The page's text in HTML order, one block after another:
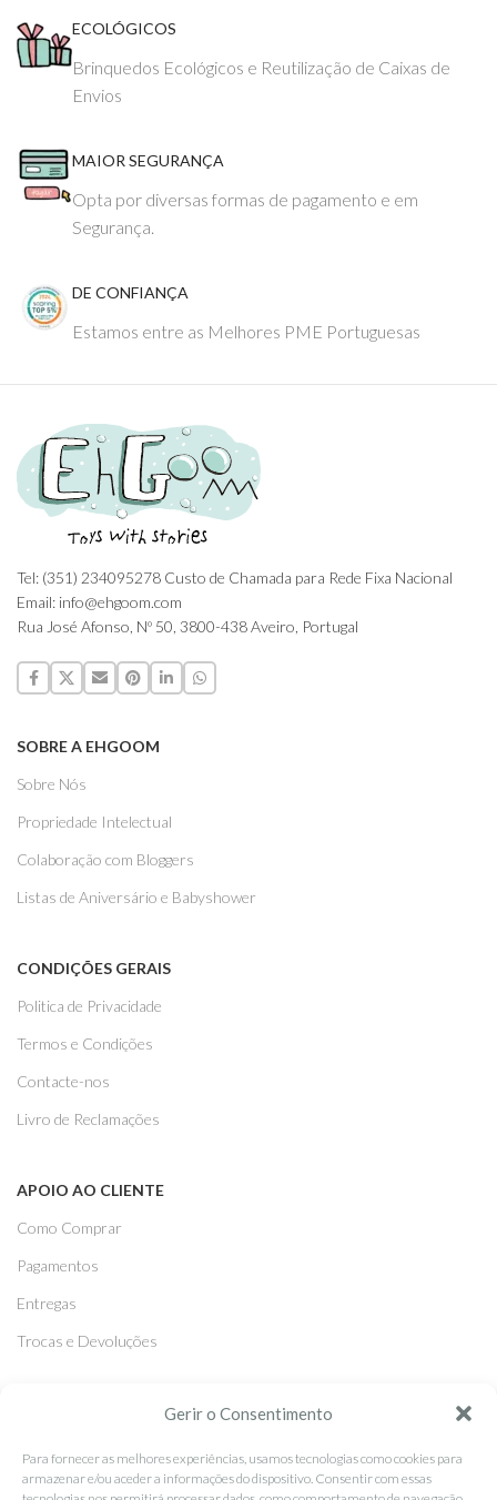
Gerir o Consentimento
Para fornecer as melhores experiências, usamos tecnologias como cookies para
armazenar e/ou aceder a informações do dispositivo. Consentir com essas
ECOLÓGICOS
Brinquedos Ecológicos e Reutilização de Caixas de
Envios
MAIOR SEGURANÇA
Opta por diversas formas de pagamento e em
Segurança.
DE CONFIANÇA
Estamos entre as Melhores PME Portuguesas
Tel: (351) 234095278 Custo de Chamada para Rede Fixa Nacional
Email: info@ehgoom.com
Rua José Afonso, Nº 50, 3800-438 Aveiro, Portugal
SOBRE A EHGOOM
Sobre Nós
Propriedade Intelectual
Colaboração com Bloggers
Listas de Aniversário e Babyshower
CONDIÇÕES GERAIS
Politica de Privacidade
Termos e Condições
Contacte-nos
Livro de Reclamações
APOIO AO CLIENTE
Como Comprar
Pagamentos
Entregas
Trocas e Devoluções
Facebook
Instagram